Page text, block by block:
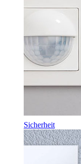
Sicherheit